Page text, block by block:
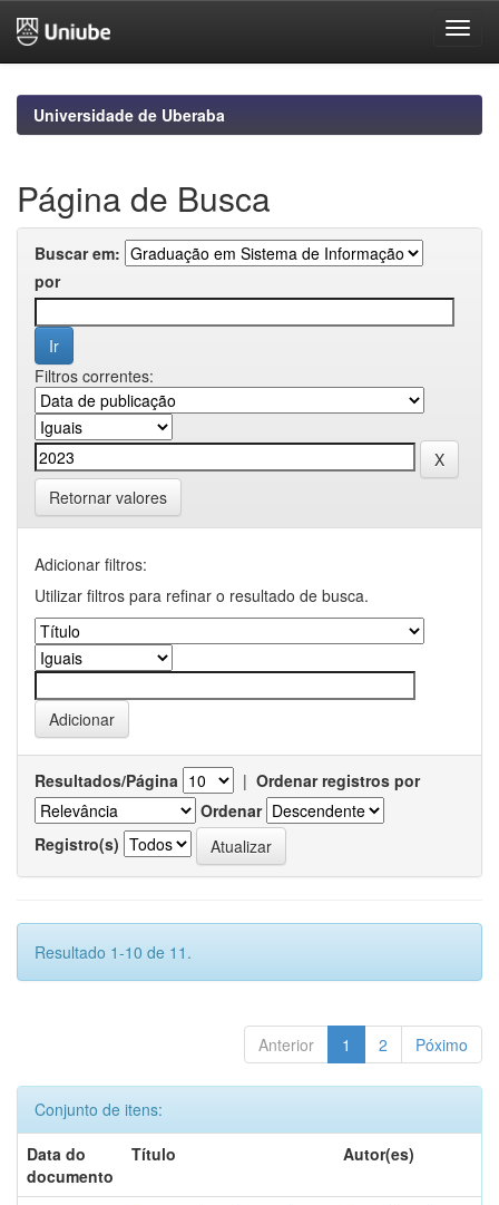
navigationUniversidade de Uberaba
Página de Busca
Buscar em:
por
Filtros correntes:
Retornar valores
Adicionar filtros:
Utilizar filtros para refinar o resultado de busca.
Resultados/Página | Ordenar registros por
Ordenar
Registro(s)
Resultado 1-10 de 11.
Anterior 1 2 Póximo
Conjunto de itens:
Data do
documento
Título Autor(es)